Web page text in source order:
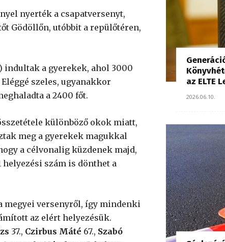
nyerték a csapatversenyt,
Gödöllőn, utóbbit a repülőtéren,
indultak a gyerekek, ahol 3000
szeles, ugyanakkor
a 2400 főt.
különböző okok miatt,
meg a gyerekek magukkal
a célvonalig küzdenek majd,
szám is dönthet a
megyei versenyről, így mindenki
az elért helyezésük.
37., Czirbus Máté 67., Szabó
az ELTE
2026.06.10.